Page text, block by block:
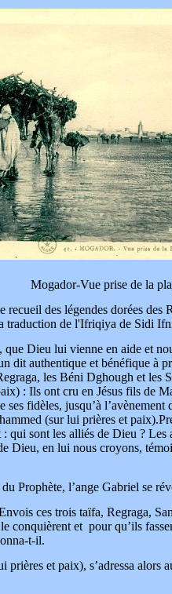
Mogador-Vue prise de la
des légendes dorées des
traduction de l'Ifriqiya de Sidi
que Dieu lui vienne en aide et
dit authentique et bénéfique à
les Béni Dghough et les
: Ils ont cru en Jésus fils de
ses fidèles, jusqu’à
(sur lui prières et
qui sont les alliés de Dieu ? Les
Dieu, en lui nous croyons,
Prophète, l’ange Gabriel se
ces trois taïfa, Regraga,
conquièrent et pour qu’ils
t-il.
prières et paix), s’adressa alors